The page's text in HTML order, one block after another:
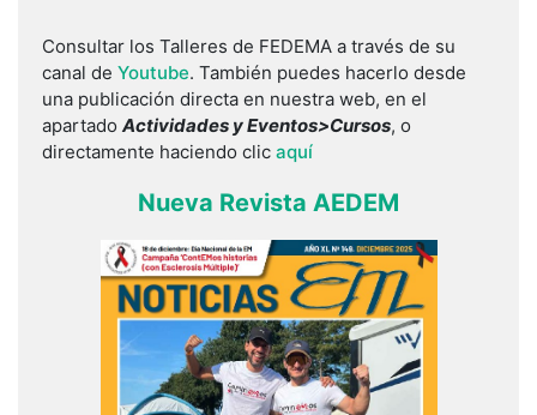
Consultar los Talleres de FEDEMA a través de su
canal de Youtube. También puedes hacerlo desde
una publicación directa en nuestra web, en el
apartado Actividades y Eventos>Cursos, o
directamente haciendo clic aquí
Nueva Revista AEDEM